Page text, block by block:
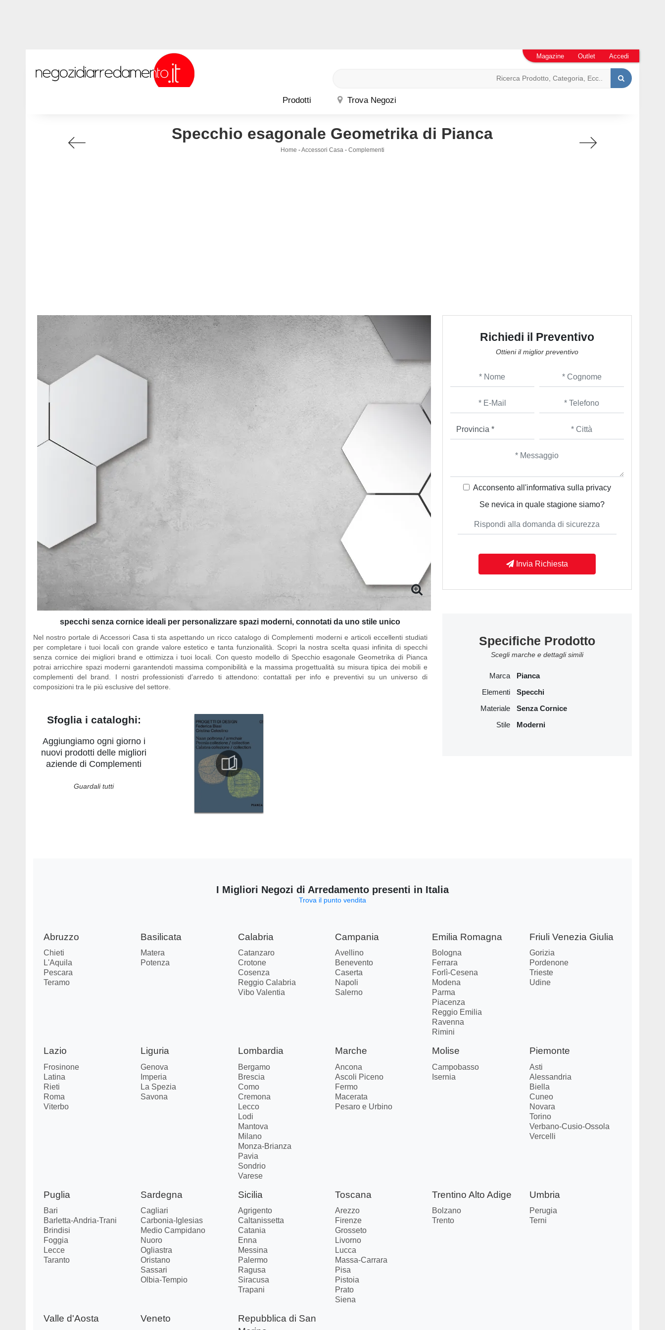
Prodotti Trova Negozi
Magazine Outlet Accedi
Specchio esagonale Geometrika di Pianca
Home -Accessori Casa - Complementi
specchi senza cornice ideali per personalizzare spazi moderni, connotati da uno stile unico
Nel nostro portale di Accessori Casa ti sta aspettando un ricco catalogo di Complementi moderni e articoli eccellenti studiati
per completare i tuoi locali con grande valore estetico e tanta funzionalità. Scopri la nostra scelta quasi infinita di specchi
senza cornice dei migliori brand e ottimizza i tuoi locali. Con questo modello di Specchio esagonale Geometrika di Pianca
potrai arricchire spazi moderni garantendoti massima componibilità e la massima progettualità su misura tipica dei mobili e
complementi del brand. I nostri professionisti d'arredo ti attendono: contattali per info e preventivi su un universo di
composizioni tra le più esclusive del settore.
Sfoglia i cataloghi:
Aggiungiamo ogni giorno i
nuovi prodotti delle migliori
aziende di Complementi
Guardali tutti
Richiedi il Preventivo
Ottieni il miglior preventivo
Acconsento all'informativa sulla privacy
Se nevica in quale stagione siamo?
Invia Richiesta
Specifiche Prodotto
Scegli marche e dettagli simili
Marca Pianca
Elementi Specchi
Materiale Senza Cornice
Stile Moderni
I Migliori Negozi di Arredamento presenti in Italia
Trova il punto vendita
Abruzzo
Chieti
L'Aquila
Pescara
Teramo
Basilicata
Matera
Potenza
Calabria
Catanzaro
Crotone
Cosenza
Reggio Calabria
Vibo Valentia
Campania
Avellino
Benevento
Caserta
Napoli
Salerno
Emilia Romagna
Bologna
Ferrara
Forlì-Cesena
Modena
Parma
Piacenza
Reggio Emilia
Ravenna
Rimini
Friuli Venezia Giulia
Gorizia
Pordenone
Trieste
Udine
Lazio
Frosinone
Latina
Rieti
Roma
Viterbo
Liguria
Genova
Imperia
La Spezia
Savona
Lombardia
Bergamo
Brescia
Como
Cremona
Lecco
Lodi
Mantova
Milano
Monza-Brianza
Pavia
Sondrio
Varese
Marche
Ancona
Ascoli Piceno
Fermo
Macerata
Pesaro e Urbino
Molise
Campobasso
Isernia
Piemonte
Asti
Alessandria
Biella
Cuneo
Novara
Torino
Verbano-Cusio-Ossola
Vercelli
Puglia
Bari
Barletta-Andria-Trani
Brindisi
Foggia
Lecce
Taranto
Sardegna
Cagliari
Carbonia-Iglesias
Medio Campidano
Nuoro
Ogliastra
Oristano
Sassari
Olbia-Tempio
Sicilia
Agrigento
Caltanissetta
Catania
Enna
Messina
Palermo
Ragusa
Siracusa
Trapani
Toscana
Arezzo
Firenze
Grosseto
Livorno
Lucca
Massa-Carrara
Pisa
Pistoia
Prato
Siena
Trentino Alto Adige
Bolzano
Trento
Umbria
Perugia
Terni
Valle d'Aosta Veneto
Repubblica di San